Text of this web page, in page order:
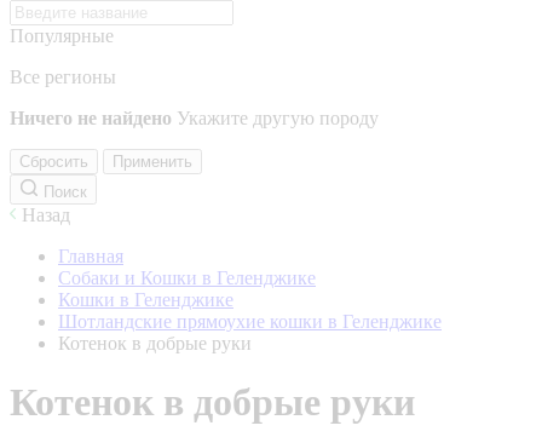
Популярные
Все регионы
Ничего не найдено Укажите другую породу
Сбросить
Применить
Поиск
Назад
Главная
Собаки и Кошки в Геленджике
Кошки в Геленджике
Шотландские прямоухие кошки в Геленджике
Котенок в добрые руки
Котенок в добрые руки